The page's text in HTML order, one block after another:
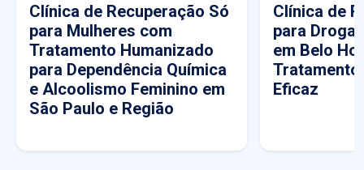
Clínica de Recuperação Só
para Mulheres com
Tratamento Humanizado
para Dependência Química
e Alcoolismo Feminino em
São Paulo e Região
Clínica de
para
em Belo
Tratamento
Eficaz